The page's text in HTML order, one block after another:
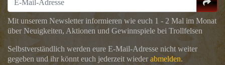
Mit unserem Newsletter informieren wie euch 1 - 2 Mal im Monat
über Neuigkeiten, Aktionen und Gewinnspiele bei Trollfelsen
Selbstverständlich werden eure E-Mail-Adresse nicht weiter
gegeben und ihr könnt euch jederzeit wiederabmelden.